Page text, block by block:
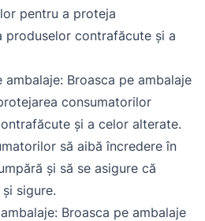
pentru a proteja
contrafăcute și a
Broasca pe ambalaje
consumatorilor
și a celor alterate.
să aibă încredere în
și să se asigure că
sigure.
Broasca pe ambalaje